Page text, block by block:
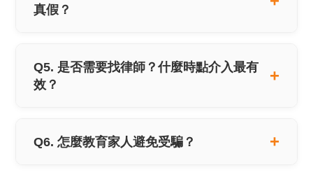
真假？
Q5. 是否需要找律師？什麼時點介入最有
效？
Q6. 怎麼教育家人避免受騙？